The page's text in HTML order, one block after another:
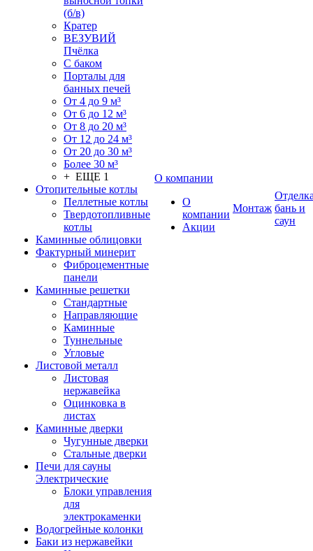
(б/в)
Кратер
ВЕЗУВИЙ
Пчёлка
С баком
Порталы для
банных печей
От 4 до 9 м³
От 6 до 12 м³
От 8 до 20 м³
От 12 до 24 м³
От 20 до 30 м³
Более 30 м³
+ ЕЩЕ 1
Отопительные котлы
Пеллетные котлы
Твердотопливные
котлы
Каминные облицовки
Фактурный минерит
Фиброцементные
панели
Каминные решетки
Стандартные
Направляющие
Каминные
Туннельные
Угловые
Листовой металл
Листовая
нержавейка
Оцинковка в
листах
Каминные дверки
Чугунные дверки
Стальные дверки
Печи для сауны
Электрические
Блоки управления
для
электрокаменки
Водогрейные колонки
Баки из нержавейки
О компании
О
компании
Акции
Монтаж бань и
саун